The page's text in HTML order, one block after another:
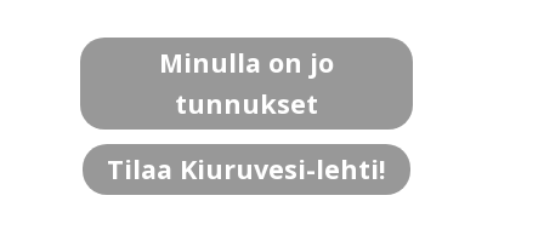
Minulla on jo
tunnukset
Tilaa Kiuruvesi-lehti!